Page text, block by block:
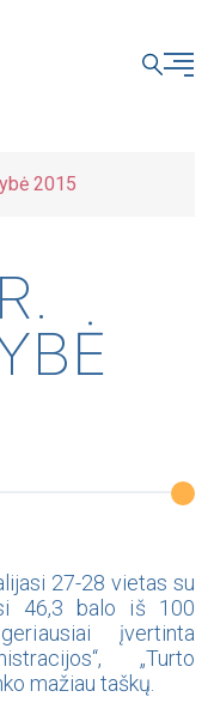
2015
27-28 vietas su
46,3 balo iš 100
įvertinta
„Turto
mažiau taškų.
UŽDARYTI